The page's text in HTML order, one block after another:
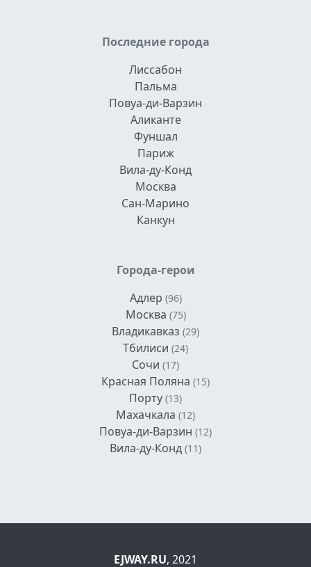
Последние города
Лиссабон
Пальма
Повуа-ди-Варзин
Аликанте
Фуншал
Париж
Вила-ду-Конд
Москва
Сан-Марино
Канкун
Города-герои
Адлер (96)
Москва (75)
Владикавказ (29)
Тбилиси (24)
Сочи (17)
Красная Поляна (15)
Порту (13)
Махачкала (12)
Повуа-ди-Варзин (12)
Вила-ду-Конд (11)
EJWAY.RU, 2021